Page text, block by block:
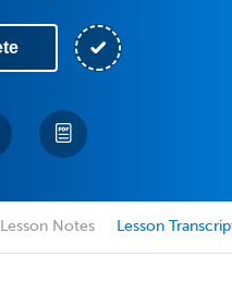
Lesson Notes Lesson